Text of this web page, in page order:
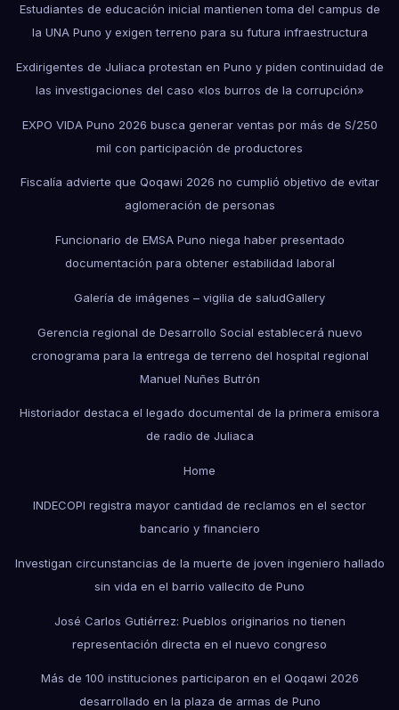
Estudiantes de educación inicial mantienen toma del campus de
la UNA Puno y exigen terreno para su futura infraestructura
Exdirigentes de Juliaca protestan en Puno y piden continuidad de
las investigaciones del caso «los burros de la corrupción»
EXPO VIDA Puno 2026 busca generar ventas por más de S/250
mil con participación de productores
Fiscalía advierte que Qoqawi 2026 no cumplió objetivo de evitar
aglomeración de personas
Funcionario de EMSA Puno niega haber presentado
documentación para obtener estabilidad laboral
Galería de imágenes – vigilia de saludGallery
Gerencia regional de Desarrollo Social establecerá nuevo
cronograma para la entrega de terreno del hospital regional
Manuel Nuñes Butrón
Historiador destaca el legado documental de la primera emisora
de radio de Juliaca
Home
INDECOPI registra mayor cantidad de reclamos en el sector
bancario y financiero
Investigan circunstancias de la muerte de joven ingeniero hallado
sin vida en el barrio vallecito de Puno
José Carlos Gutiérrez: Pueblos originarios no tienen
representación directa en el nuevo congreso
Más de 100 instituciones participaron en el Qoqawi 2026
desarrollado en la plaza de armas de Puno